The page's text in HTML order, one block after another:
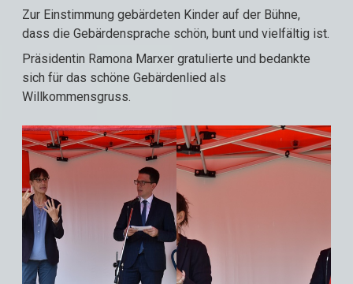
Zur Einstimmung gebärdeten Kinder auf der Bühne,
dass die Gebärdensprache schön, bunt und vielfältig ist.
Präsidentin Ramona Marxer gratulierte und bedankte
sich für das schöne Gebärdenlied als
Willkommensgruss.